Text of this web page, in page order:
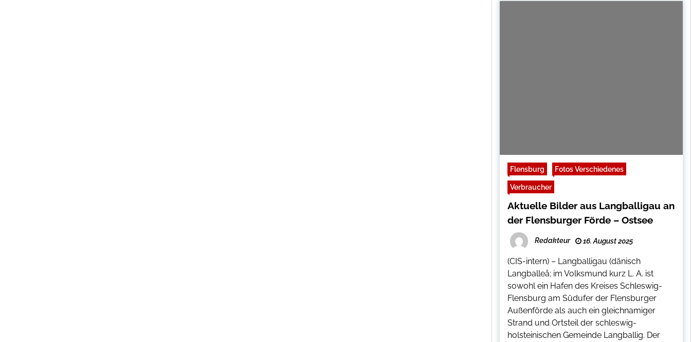
Flensburg Fotos Verschiedenes
Verbraucher
Aktuelle Bilder aus Langballigau an
der Flensburger Förde – Ostsee
Redakteur 16. August 2025
(CIS-intern) – Langballigau (dänisch
Langballeå; im Volksmund kurz L. A. ist
sowohl ein Hafen des Kreises Schleswig-
Flensburg am Südufer der Flensburger
Außenförde als auch ein gleichnamiger
Strand und Ortsteil der schleswig-
holsteinischen Gemeinde Langballig. Der